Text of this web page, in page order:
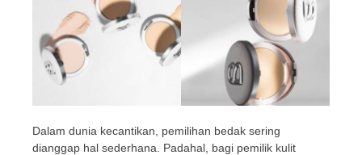
Dalam dunia kecantikan, pemilihan bedak sering
dianggap hal sederhana. Padahal, bagi pemilik kulit